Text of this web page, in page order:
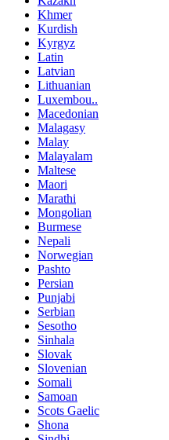
Khmer
Kurdish
Kyrgyz
Latin
Latvian
Lithuanian
Luxembou..
Macedonian
Malagasy
Malay
Malayalam
Maltese
Maori
Marathi
Mongolian
Burmese
Nepali
Norwegian
Pashto
Persian
Punjabi
Serbian
Sesotho
Sinhala
Slovak
Slovenian
Somali
Samoan
Scots Gaelic
Shona